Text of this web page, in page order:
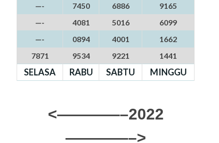
—-
7450 6886
9165
—-
4081 5016
6099
—-
0894 4001
1662
7871
9534 9221 1441
SELASA RABU SABTU MINGGU
<————–2022
————–>